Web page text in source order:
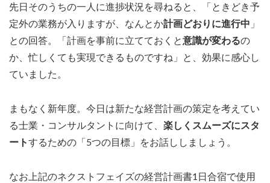
先日そのうちの一人に進捗状況を尋ねると、「ときどき予
定外の業務が入りますが、なんとか計画どおりに進行中 」
との回答。「計画を事前に立てておくと意識が変わるの
か、忙しくても実現できるものですね」と、効果に感心し
ていました。
まもなく新年度。今日は新たな経営計画の策定を考えてい
る士業・コンサルタントに向けて、 楽しくスムーズにスタ
ートするための「5つの目標」をお話ししましょう。
なお上記のネクストフェイズの経営計画書1日合宿で使用